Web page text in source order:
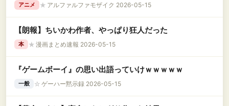
アニメ ★ アルファルファモザイク 2026-05-15
【朗報】ちいかわ作者、やっぱり狂人だった
本 ★ 漫画まとめ速報 2026-05-15
『ゲームボーイ』の思い出語っていけｗｗｗｗｗ
一般 ☆ ゲーハー黙示録 2026-05-15